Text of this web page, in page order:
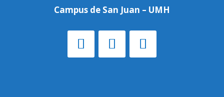
Campus de San Juan – UMH